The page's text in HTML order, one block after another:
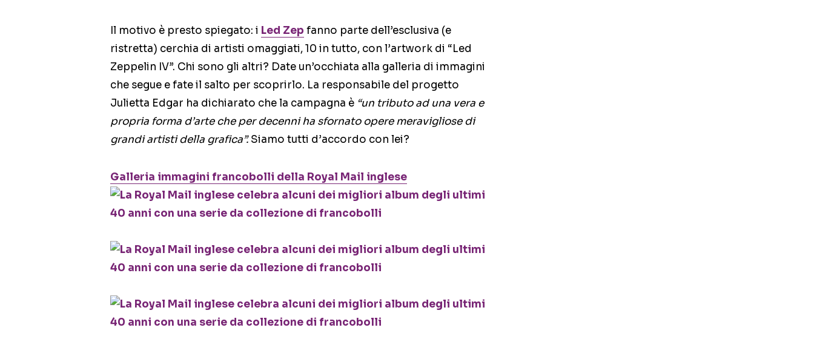
Il motivo è presto spiegato: i Led Zep fanno parte dell’esclusiva (e
ristretta) cerchia di artisti omaggiati, 10 in tutto, con l’artwork di “Led
Zeppelin IV”. Chi sono gli altri? Date un’occhiata alla galleria di immagini
che segue e fate il salto per scoprirlo. La responsabile del progetto
Julietta Edgar ha dichiarato che la campagna è “un tributo ad una vera e
propria forma d’arte che per decenni ha sfornato opere meravigliose di
grandi artisti della grafica”.Siamo tutti d’accordo con lei?
Galleria immagini francobolli della Royal Mail inglese